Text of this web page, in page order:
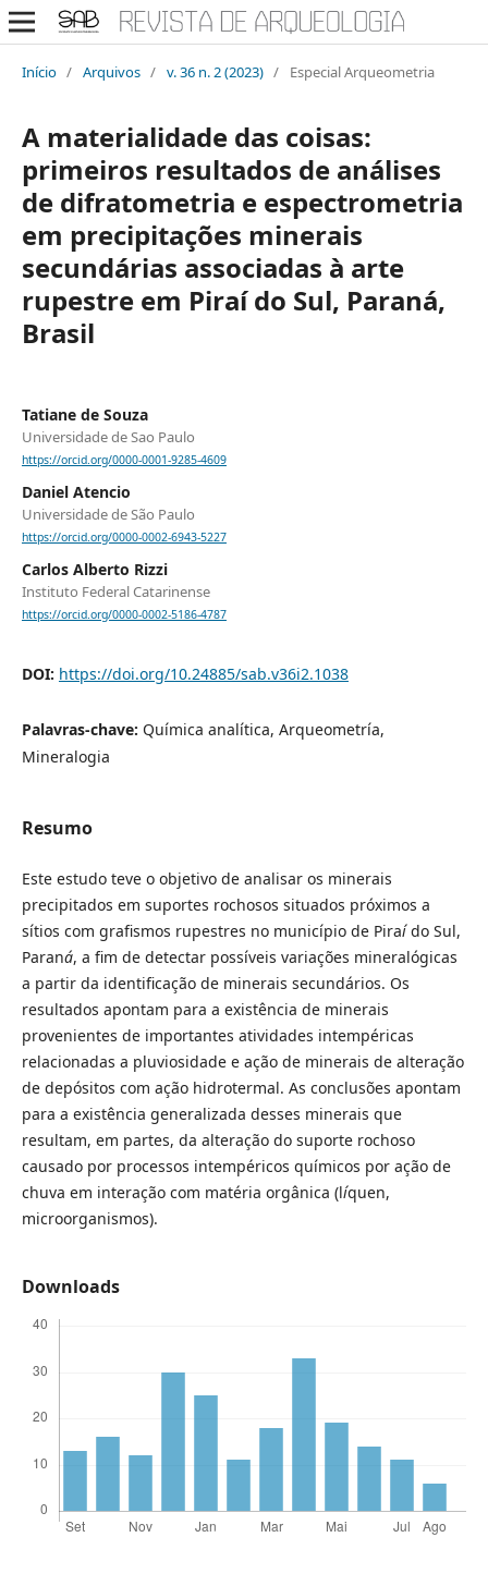
Início / Arquivos / v. 36 n. 2 (2023) / Especial Arqueometria
A materialidade das coisas:
primeiros resultados de análises
de difratometria e espectrometria
em precipitações minerais
secundárias associadas à arte
rupestre em Piraí do Sul, Paraná,
Brasil
Tatiane de Souza
Universidade de Sao Paulo
https://orcid.org/0000-0001-9285-4609
Daniel Atencio
Universidade de São Paulo
https://orcid.org/0000-0002-6943-5227
Carlos Alberto Rizzi
Instituto Federal Catarinense
https://orcid.org/0000-0002-5186-4787
DOI: https://doi.org/10.24885/sab.v36i2.1038
Palavras-chave: Química analítica, Arqueometría,
Mineralogia
Resumo
Este estudo teve o objetivo de analisar os minerais
precipitados em suportes rochosos situados próximos a
sítios com grafismos rupestres no município de Piraído Sul,
Paraná, a fim de detectar possíveis variações mineralógicas
a partir da identificação de minerais secundários. Os
resultados apontam para a existência de minerais
provenientes de importantes atividades intempéricas
relacionadas a pluviosidade e ação de minerais de alteração
de depósitos com ação hidrotermal. As conclusões apontam
para a existência generalizada desses minerais que
resultam, em partes, da alteração do suporte rochoso
causado por processos intempéricos químicos por ação de
chuva em interação com matéria orgânica (líquen,
microorganismos).
Downloads